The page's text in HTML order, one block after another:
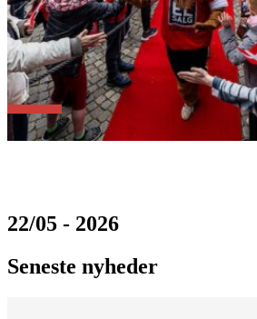
22/05 - 2026
Seneste nyheder